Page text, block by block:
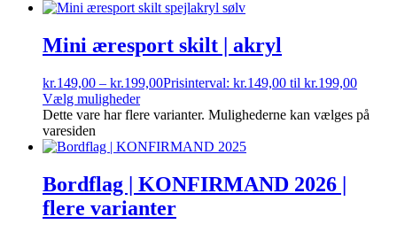
Mini æresport skilt | akryl
kr.149,00 – kr.199,00Prisinterval: kr.149,00 til kr.199,00
Vælg muligheder
Dette vare har flere varianter. Mulighederne kan vælges på
varesiden
Bordflag | KONFIRMAND 2026 |
flere varianter